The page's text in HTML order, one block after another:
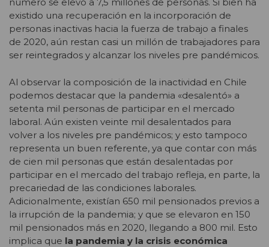
existido una recuperación en la incorporación de
personas inactivas hacia la fuerza de trabajo a finales
de 2020, aún restan casi un millón de trabajadores para
ser reintegrados y alcanzar los niveles pre pandémicos.
Al observar la composición de la inactividad en Chile
podemos destacar que la pandemia «desalentó» a
setenta mil personas de participar en el mercado
laboral. Aún existen veinte mil desalentados para
volver a los niveles pre pandémicos; y esto tampoco
representa un buen referente, ya que contar con más
de cien mil personas que están desalentadas por
participar en el mercado del trabajo refleja, en parte, la
precariedad de las condiciones laborales.
Adicionalmente, existían 650 mil pensionados previos a
la irrupción de la pandemia; y que se elevaron en 150
mil pensionados más en 2020, llegando a 800 mil. Esto
implica que la pandemia y la crisis económica